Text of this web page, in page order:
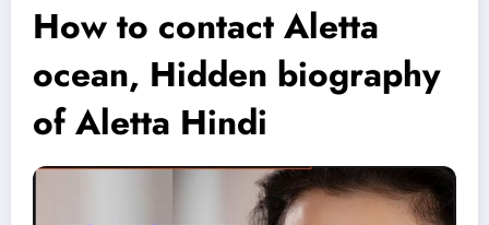
How to contact Aletta
ocean, Hidden biography
of Aletta Hindi